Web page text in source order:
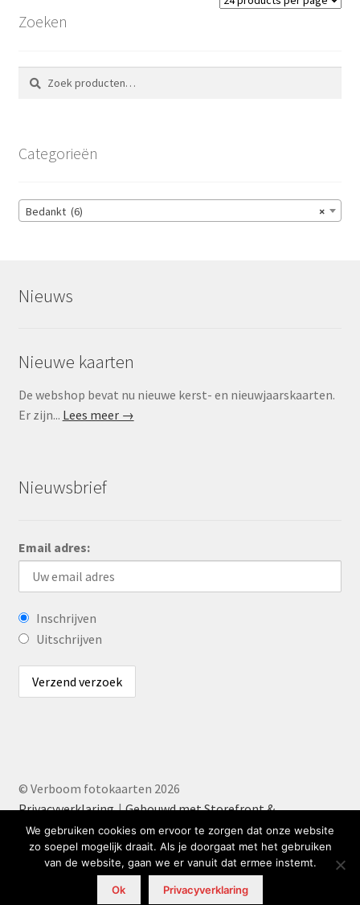
Zoeken
Zoeken
naar:
Zoeken
Categorieën
×
Bedankt (6)
Nieuws
Nieuwe kaarten
De webshop bevat nu nieuwe kerst- en nieuwjaarskaarten.
Er zijn... Lees meer →
Nieuwsbrief
Email adres:
Inschrijven
Uitschrijven
© Verboom fotokaarten 2026
Privacyverklaring
Gebouwd met Storefront &
WooCommerce.
We gebruiken cookies om ervoor te zorgen dat onze website
zo soepel mogelijk draait. Als je doorgaat met het gebruiken
van de website, gaan we er vanuit dat ermee instemt.
Ok Privacyverklaring